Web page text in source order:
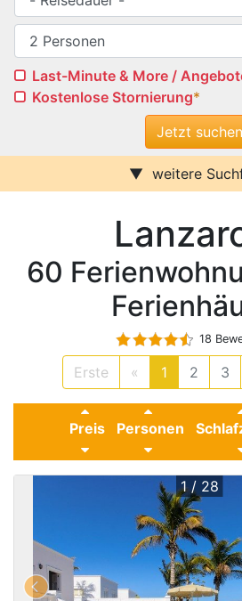
Last-Minute & More /
Kostenlose Stornierung*
weitere
Klimaanlage
Ferienwohnungen
Urlaub mit Hund
Parkplatz (ggf. Gebühr)
Behindertenfreundlich
60
18
Erste « 1 2 3
Preis Personen
1 / 28